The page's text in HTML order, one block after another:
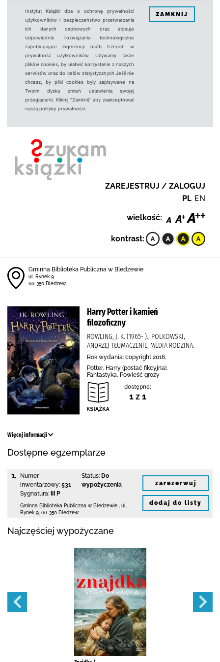
Instytut Książki dba o ochronę prywatności
użytkowników i bezpieczeństwo przetwarzania
ich danych osobowych oraz stosuje
odpowiednie rozwiązania technologiczne
zapobiegające ingerencji osób trzecich w
prywatność użytkowników. Używamy także
plików cookies, by ułatwić korzystanie z naszych
serwisów oraz do celów statystycznych.Jeśli nie
chcesz, by pliki cookies były zapisywane na
Twoim dysku zmień ustawienia swojej
przeglądarki. Kliknij "Zamknij" aby zaakceptować
naszą politykę prywatności.
ZAMKNIJ
ZAREJESTRUJ / ZALOGUJ
PL EN
wielkość:
kontrast:
Gminna Biblioteka Publiczna w Bledzewie
ul. Rynek 9
66-350 Bledzew
Harry Potter i kamień
filozoficzny
ROWLING, J. K. (1965- )., POLKOWSKI,
ANDRZEJ TŁUMACZENIE, MEDIA RODZINA.
Rok wydania: copyright 2016.
Potter, Harry (postać fikcyjna),
Fantastyka, Powieść grozy
dostępne:
1 z 1
Więcej informacji
Dostępne egzemplarze
1.
Numer
inwentarzowy: 531
Sygnatura:
III P
Status: Do
wypożyczenia
Gminna Biblioteka Publiczna w Bledzewie
ul.
Rynek 9 66-350 Bledzew
zarezerwuj
dodaj do listy
Najczęściej wypożyczane